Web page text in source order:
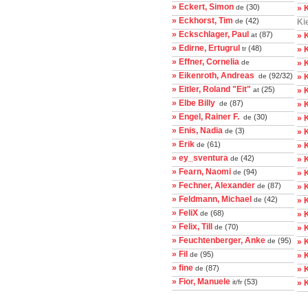
» Eckert, Simon de (30)
» Eckhorst, Tim de (42)
» Eckschlager, Paul at (87)
» Edirne, Ertugrul tr(48)
» Effner, Cornelia de
» Eikenroth, Andreas de (92/32)
» Eitler, Roland "Eit" at (25)
» Elbe Billy de (87)
» Engel, Rainer F. de (30)
» Enis, Nadia de (3)
» Erik de (61)
» ey_sventura de (42)
» Fearn, Naomi de (94)
» Fechner, Alexander de (87)
» Feldmann, Michael de (42)
» FeliX de (68)
» Felix, Till de (70)
» Feuchtenberger, Anke de (95)
» Fil de (95)
» fine de (87)
» Fior, Manuele it/fr(53)
»
»
»
»
»
»
»
»
»
»
»
»
»
»
»
»
»
»
»
»